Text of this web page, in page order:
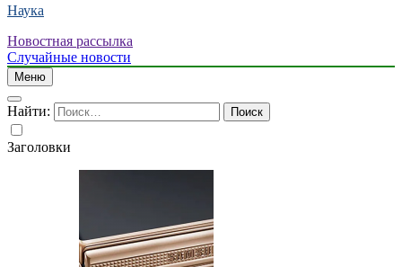
Наука
Новостная рассылка
Случайные новости
Меню
Найти:
Заголовки